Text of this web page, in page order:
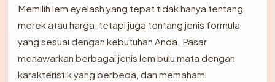
Memilih lem eyelash yang tepat tidak hanya tentang
merek atau harga, tetapi juga tentang jenis formula
yang sesuai dengan kebutuhan Anda. Pasar
menawarkan berbagai jenis lem bulu mata dengan
karakteristik yang berbeda, dan memahami